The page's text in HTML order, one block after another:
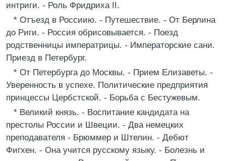
интриги. - Роль Фридриха II.
* Отъезд в Россиию. - Путешествие. - От Берлина
до Риги. - Россия обрисовывается. - Поезд
родственницы императрицы. - Императорские сани.
Приезд в Петербург.
* От Петербурга до Москвы. - Прием Елизаветы. -
Уверенность в успехе. Политические предприятия
принцессы Цербстской. - Борьба с Бестужевым.
* Великий князь. - Воспитание кандидата на
престолы России и Швеции. - Два немецких
преподавателя - Брюммер и Штелин. - Дебют
Фигхен. - Она учится русскому языку. - Болезнь и